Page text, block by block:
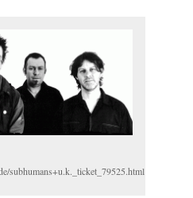
subhumans+u.k._ticket_79525.html